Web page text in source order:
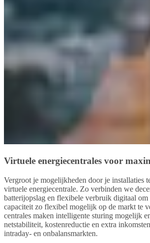
Virtuele energiecentrales voor
Vergroot je mogelijkheden door je installaties
virtuele energiecentrale. Zo verbinden we
batterijopslag en flexibele verbruik digitaal om
capaciteit zo flexibel mogelijk op de markt te
centrales maken intelligente sturing mogelijk
netstabiliteit, kostenreductie en extra
intraday- en onbalansmarkten.